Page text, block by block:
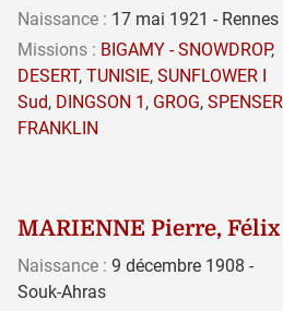
Naissance : 17 mai 1921 - Rennes
Missions : BIGAMY - SNOWDROP,
DESERT, TUNISIE, SUNFLOWER I
Sud, DINGSON 1 , GROG, SPENSER
FRANKLIN
MARIENNE Pierre, Félix
Naissance : 9 décembre 1908 -
Souk-Ahras